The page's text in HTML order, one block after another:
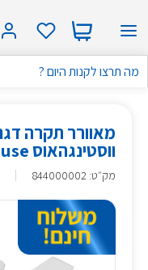
ווסטינגהאוס Westinghouse לבן
מק״ט:
844000002